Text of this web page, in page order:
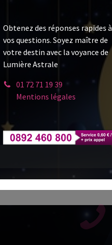
Obtenez des réponses rapides à
vos questions. Soyez maître de
votre destin avec la voyance de
Lumière Astrale
01 72 71 19 39
Mentions légales